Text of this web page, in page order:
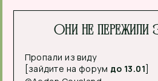
Они не пережили
Пропали из виду
[зайдите на форум до 13.01]